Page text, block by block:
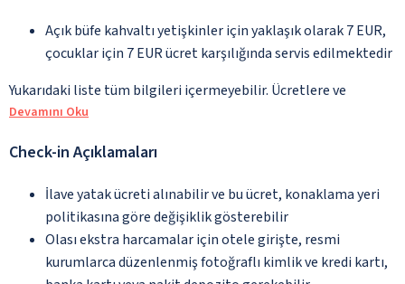
Açık büfe kahvaltı yetişkinler için yaklaşık olarak 7 EUR,
çocuklar için 7 EUR ücret karşılığında servis edilmektedir
Yukarıdaki liste tüm bilgileri içermeyebilir. Ücretlere ve
Devamını Oku
Check-in Açıklamaları
İlave yatak ücreti alınabilir ve bu ücret, konaklama yeri
politikasına göre değişiklik gösterebilir
Olası ekstra harcamalar için otele girişte, resmi
kurumlarca düzenlenmiş fotoğraflı kimlik ve kredi kartı,